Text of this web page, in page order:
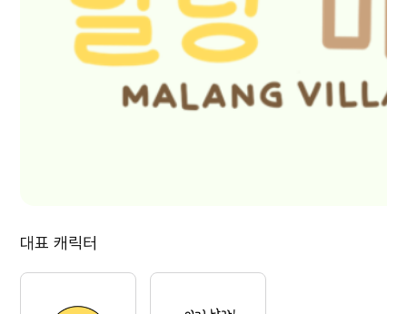
대표 캐릭터